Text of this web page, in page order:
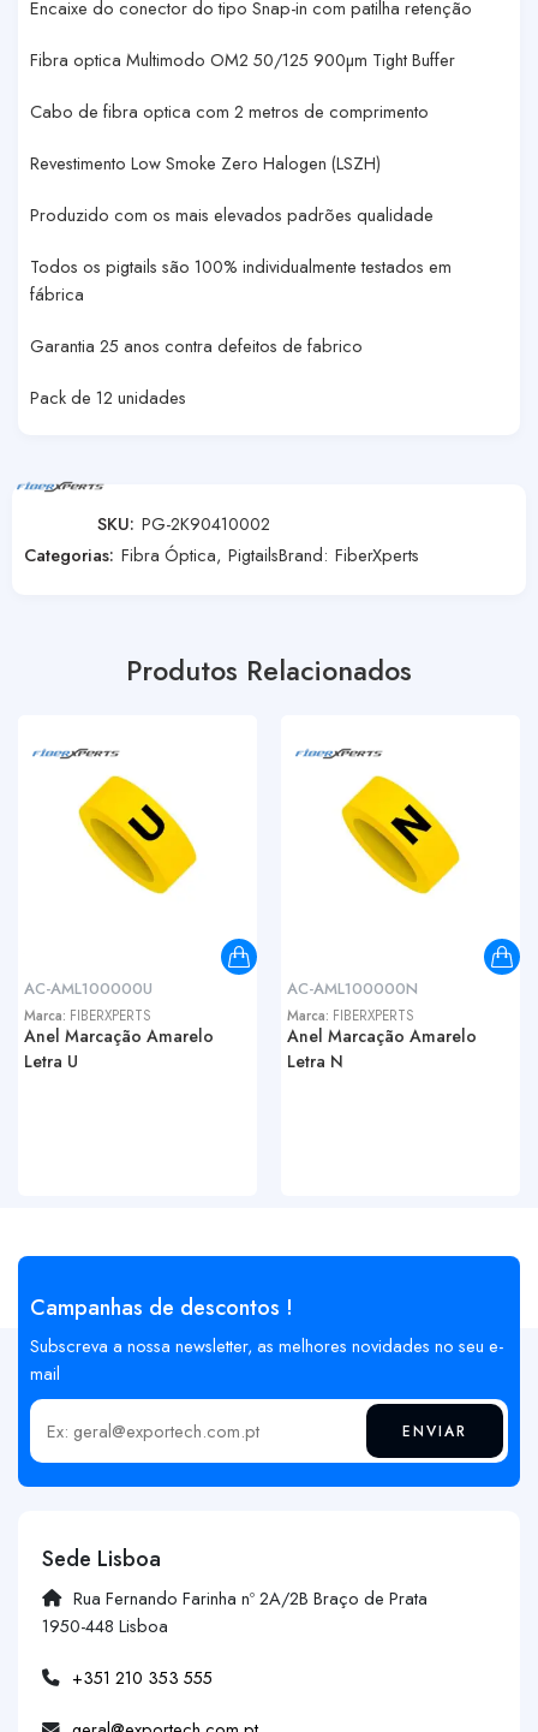
Encaixe do conector do tipo Snap-in com patilha retenção
Fibra optica Multimodo OM2 50/125 900µm Tight Buffer
Cabo de fibra optica com 2 metros de comprimento
Revestimento Low Smoke Zero Halogen (LSZH)
Produzido com os mais elevados padrões qualidade
Todos os pigtails são 100% individualmente testados em
fábrica
Garantia 25 anos contra defeitos de fabrico
Pack de 12 unidades
SKU: PG-2K90410002
Categorias: Fibra Óptica, PigtailsBrand: FiberXperts
Produtos Relacionados
AC-AML100000U
Marca: FIBERXPERTS
Anel Marcação Amarelo
Letra U
AC-AML100000N
Marca: FIBERXPERTS
Anel Marcação Amarelo
Letra N
Campanhas de descontos !
Subscreva a nossa newsletter, as melhores novidades no seu e-
mail
Insira o seu email ENVIAR
Sede Lisboa
Rua Fernando Farinha nº 2A/2B Braço de Prata
1950-448 Lisboa
+351 210 353 555